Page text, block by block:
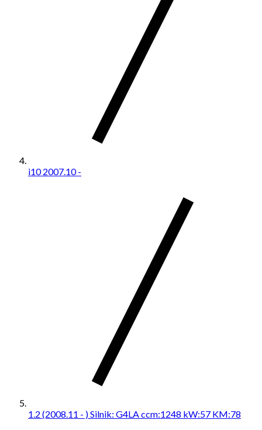
i10 2007.10 -
1.2 (2008.11 - ) Silnik: G4LA ccm:1248 kW:57 KM:78